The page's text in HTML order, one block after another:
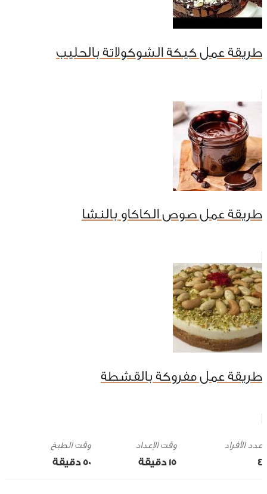
طريقة عمل كيكة الشوكولاتة بالحليب
طريقة عمل صوص الكاكاو بالنشا
طريقة عمل مفروكة بالقشطة
4
وقت الإعداد
15 ‎دقيقة
وقت الطبخ
50 ‎دقيقة